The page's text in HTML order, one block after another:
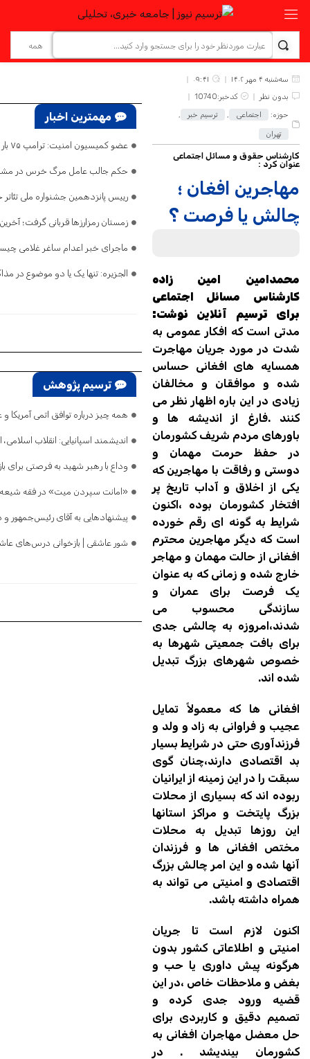
سه‌شنبه ۴ مهر ۱۴۰۲
۰۹:۴۱
بدون نظر
کدخبر:10740
حوزه:
اجتماعی , ترسیم خبر ,
تهران
کارشناس حقوق و مسائل اجتماعی
عنوان کرد :
مهاجرین افغان ؛
چالش یا فرصت ؟
محمدامین امین زاده
کارشناس مسائل اجتماعی
برای ترسیم آنلاین نوشت:
مدتی است که افکار عمومی به
شدت در مورد جریان مهاجرت
همسایه های افغانی حساس
شده و موافقان و مخالفان
زیادی در این باره اظهار نظر می
کنند .فارغ از اندیشه ها و
باورهای مردم شریف کشورمان
در حفظ حرمت مهمان و
دوستی و رفاقت با مهاجرین که
یکی از اخلاق و آداب تاریخ پر
افتخار کشورمان بوده ،اکنون
شرایط به گونه ای رقم خورده
است که دیگر مهاجرین محترم
افغانی از حالت مهمان و مهاجر
خارج شده و زمانی که به عنوان
یک فرصت برای عمران و
سازندگی محسوب می
شدند،امروزه به چالشی جدی
برای بافت جمعیتی شهرها به
خصوص شهرهای بزرگ تبدیل
شده اند.
افغانی ها که معمولاً تمایل
عجیب و فراوانی به زاد و ولد و
فرزندآوری حتی در شرایط بسیار
بد اقتصادی دارند،چنان گوی
سبقت را در این زمینه از ایرانیان
ربوده اند که بسیاری از محلات
بزرگ پایتخت و مراکز استانها
این روزها تبدیل به محلات
مختص افغانی ها و فرزندان
آنها شده و این امر چالش بزرگ
اقتصادی و امنیتی می تواند به
همراه داشته باشد.
اکنون لازم است تا جریان
امنیتی و اطلاعاتی کشور بدون
هرگونه پیش داوری یا حب و
بغض و ملاحظات خاص ،در این
قضیه ورود جدی کرده و
تصمیم دقیق و کاربردی برای
حل معضل مهاجران افغانی به
کشورمان بیندیشد . در
مهمترین اخبار
عضو کمیسیون امنیت: ترامپ ۷۵ بار گفته تنگه هرمز باز است/ اگر ایران را نابود کرده‌اید، پس چرا تلفات می‌دهید و فرار می‌کنید؟
حکم جالب عامل مرگ خرس در
رییس پانزدهمین جشنواره ملی
زمستان رمزارزها قربانی گرفت؛
ماجرای خبر اعدام ساغر غلامی
الجزیره: تنها یک یا دو موضوع در
ترسیم پژوهش
همه چیز درباره توافق اتمی
اندیشمند اسپانیایی: انقلاب
وداع با رهبر شهید به فرصتی برای
«امانت سپردن میت» در فقه شیعه
پیشنهادهایی به آقای رئیس‌جمهور
شور عاشقی | بازخوانی درس‌های